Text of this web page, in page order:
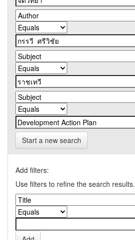
Start a new search
Add filters:
Use filters to refine the search results.